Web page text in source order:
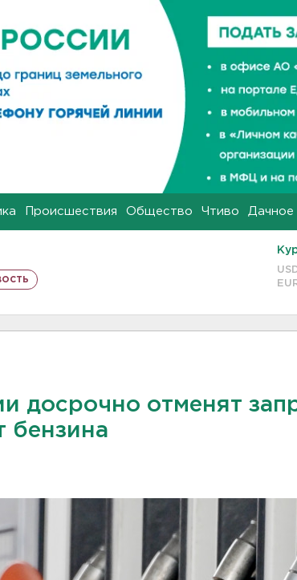
Происшествия Общество Чтиво Дачное
досрочно отменят
бензина